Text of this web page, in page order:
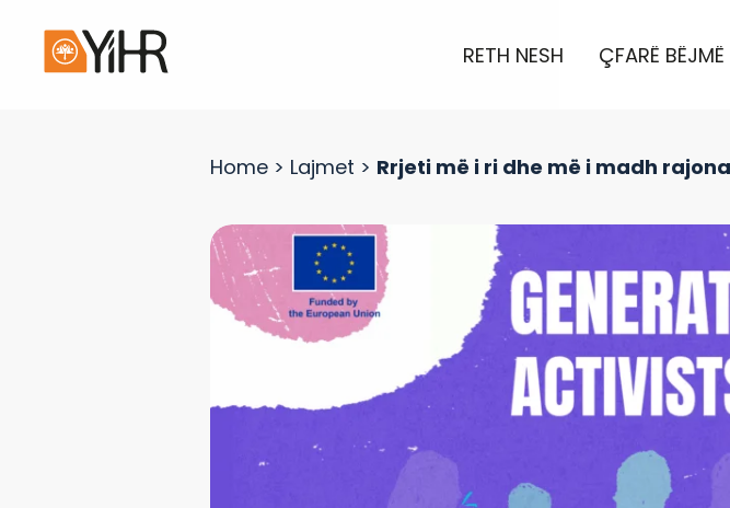
RETH NESH ÇFARË BËJMË
Home > Lajmet > Rrjeti më i ri dhe më i madh